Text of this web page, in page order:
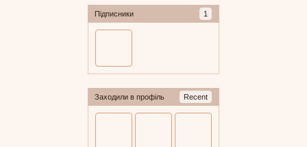
Підписники 1
Заходили в профіль Recent